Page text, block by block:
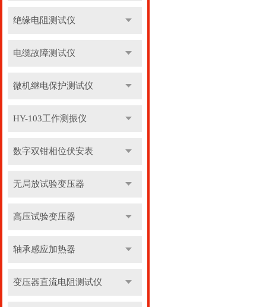
绝缘电阻测试仪
电缆故障测试仪
微机继电保护测试仪
HY-103工作测振仪
数字双钳相位伏安表
无局放试验变压器
高压试验变压器
轴承感应加热器
变压器直流电阻测试仪